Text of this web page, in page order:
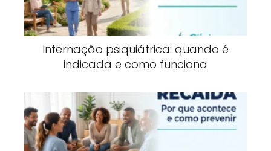
Internação psiquiátrica: quando é
indicada e como funciona